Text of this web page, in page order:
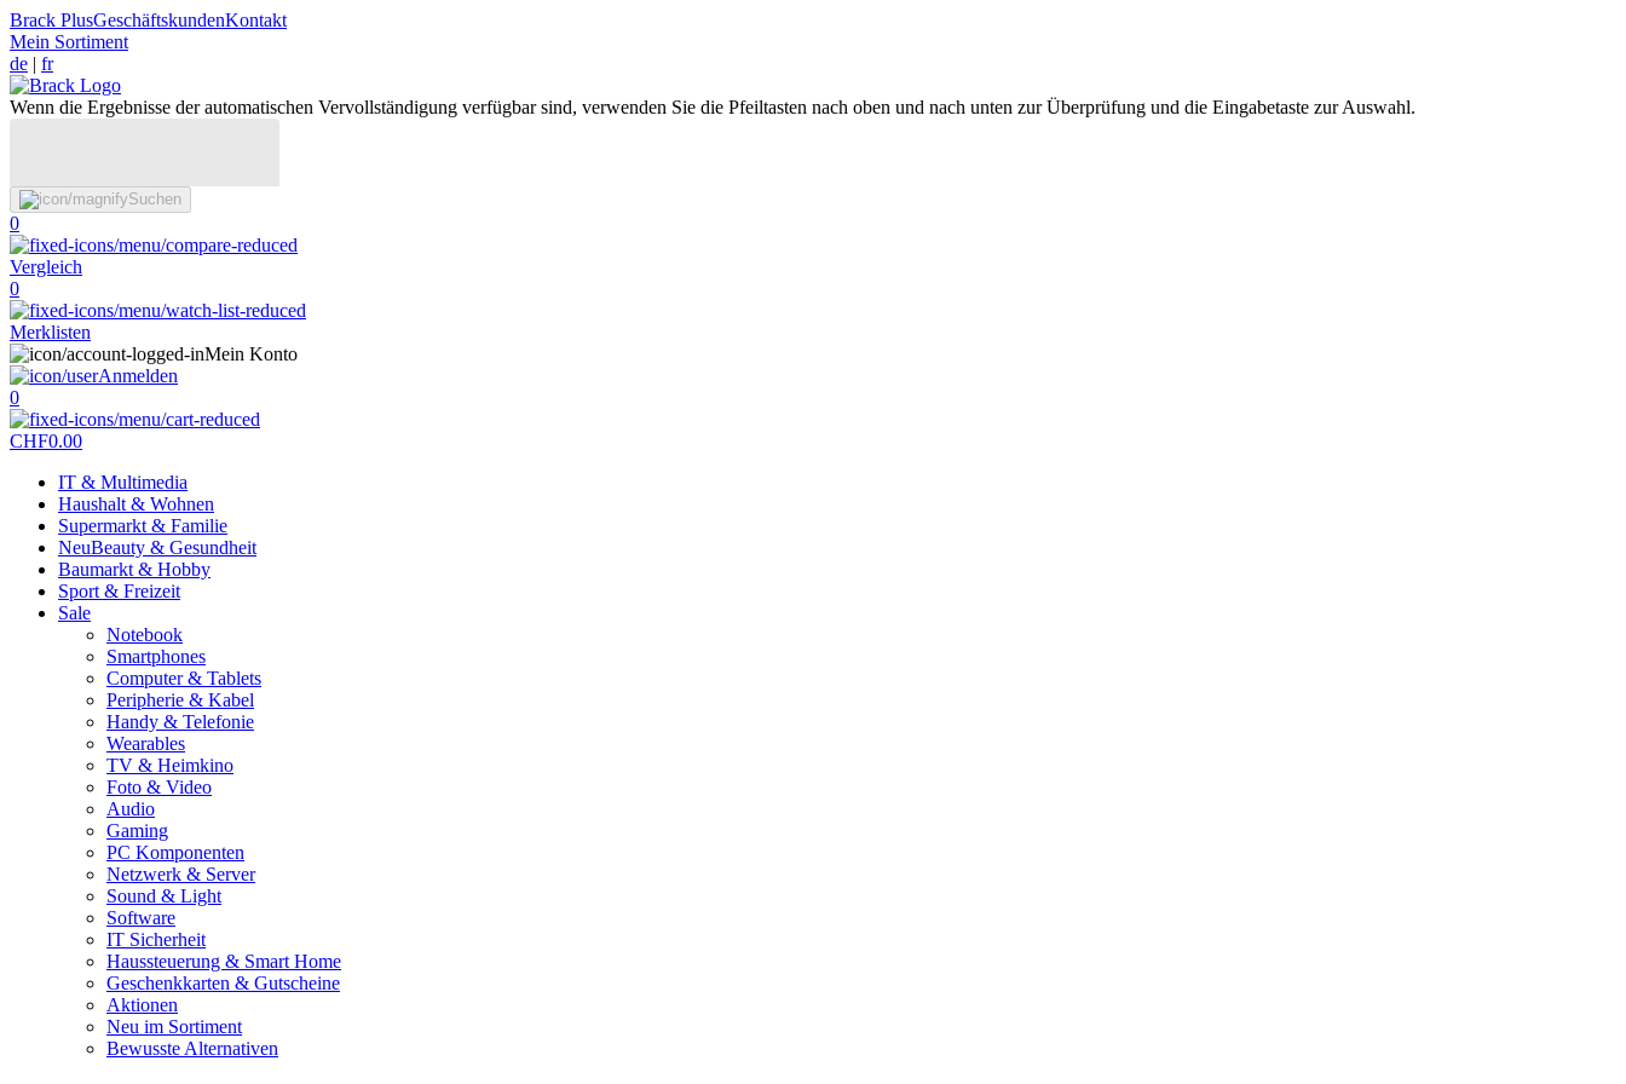
Brack PlusGeschäftskundenKontakt
Mein Sortiment
de | fr
Wenn die Ergebnisse der automatischen Vervollständigung verfügbar sind, verwenden Sie die Pfeiltasten nach oben und nach unten zur Überprüfung und die Eingabetaste zur Auswahl.
Suchen
0
Vergleich
0
Merklisten
Mein Konto
Anmelden
0
CHF0.00
IT & Multimedia
Haushalt & Wohnen
Supermarkt & Familie
NeuBeauty & Gesundheit
Baumarkt & Hobby
Sport & Freizeit
Sale
Notebook
Smartphones
Computer & Tablets
Peripherie & Kabel
Handy & Telefonie
Wearables
TV & Heimkino
Foto & Video
Audio
Gaming
PC Komponenten
Netzwerk & Server
Sound & Light
Software
IT Sicherheit
Haussteuerung & Smart Home
Geschenkkarten & Gutscheine
Aktionen
Neu im Sortiment
Bewusste Alternativen